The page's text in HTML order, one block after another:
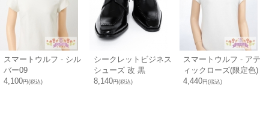
スマートウルフ - シル
バー09
4,100円(税込)
シークレットビジネス
シューズ 改 黒
8,140円(税込)
スマートウルフ - アテ
ィックローズ(限定色)
4,440円(税込)